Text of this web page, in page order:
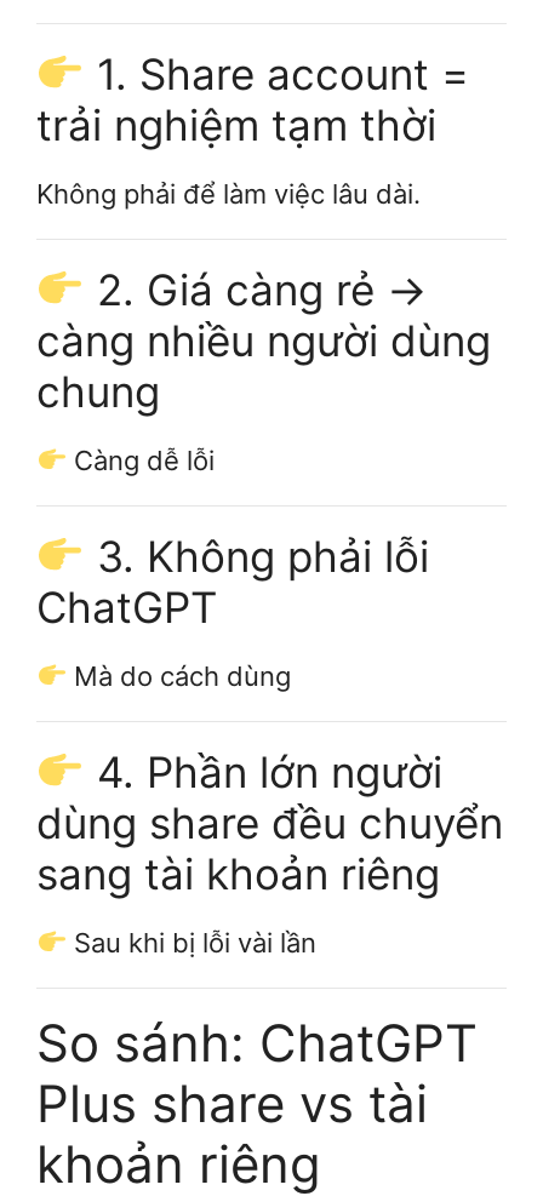
1. Share account =
trải nghiệm tạm thời
Không phải để làm việc lâu dài.
2. Giá càng rẻ →
càng nhiều người dùng
chung
Càng dễ lỗi
3. Không phải lỗi
ChatGPT
Mà do cách dùng
4. Phần lớn người
dùng share đều chuyển
sang tài khoản riêng
Sau khi bị lỗi vài lần
So sánh: ChatGPT
Plus share vs tài
khoản riêng